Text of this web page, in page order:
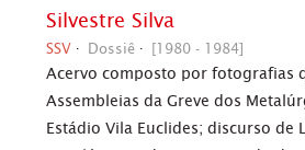
Silvestre Silva
SSV Dossiê [1980 - 1984]
Acervo composto por fotografias
Assembleias da Greve dos
Estádio Vila Euclides; discurso de